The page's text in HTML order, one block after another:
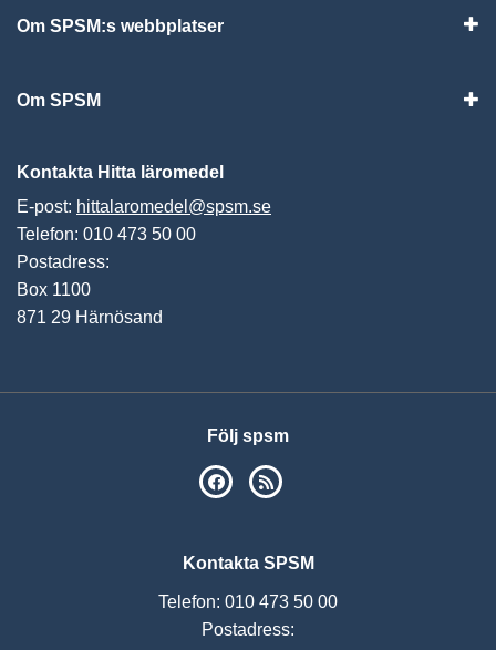
Om SPSM:s webbplatser
Om SPSM
Kontakta Hitta läromedel
E-post: hittalaromedel@spsm.se
Telefon: 010 473 50 00
Postadress:
Box 1100
871 29 Härnösand
Följ spsm
SPSM på Facebook
Kontakta SPSM
Telefon: 010 473 50 00
Postadress: